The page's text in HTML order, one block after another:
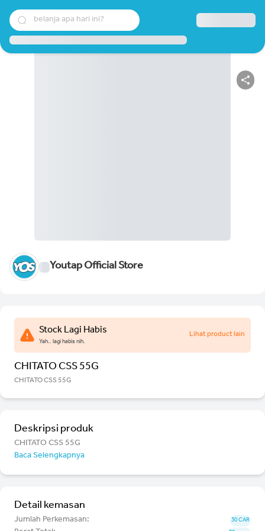
belanja apa hari ini?
Youtap Official Store
Stock Lagi Habis
Yah.. lagi habis nih.
Lihat product lain
CHITATO CSS 55G
CHITATO CSS 55G
Deskripsi produk
CHITATO CSS 55G
Baca Selengkapnya
Detail kemasan
Jumlah Perkemasan: 30 CAR